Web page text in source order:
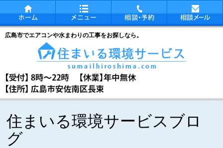
広島市でエアコンや水まわりの工事をお探しなら。
住まいる環境サービスブロ
グ